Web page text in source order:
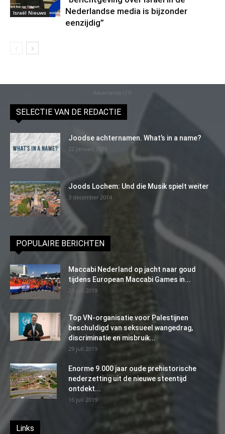
Israël Nieuws
Nederlandse media is bijzonder
eenzijdig”
Advertentie (11)
SELECTIE VAN DE REDACTIE
Joodse achternamen. What’s in a name?
22 januari 2016
Joods Lochem: Und die Musik spielt weiter
3 december 2014
POPULAIRE BERICHTEN
Maccabi Nederland op jacht naar goud
tijdens European Maccabi Games in...
29 juli 2019
Top VN-organisatie voor Palestijnen
beschuldigd van seksueel wangedrag,
discriminatie en misbruik...
29 juli 2019
Enorme 9.000 jaar oude prehistorische
nederzetting uit de nieuwe steentijd
ontdekt...
16 juli 2019
Links